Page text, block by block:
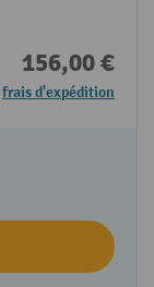
156,00 €
frais d'expédition